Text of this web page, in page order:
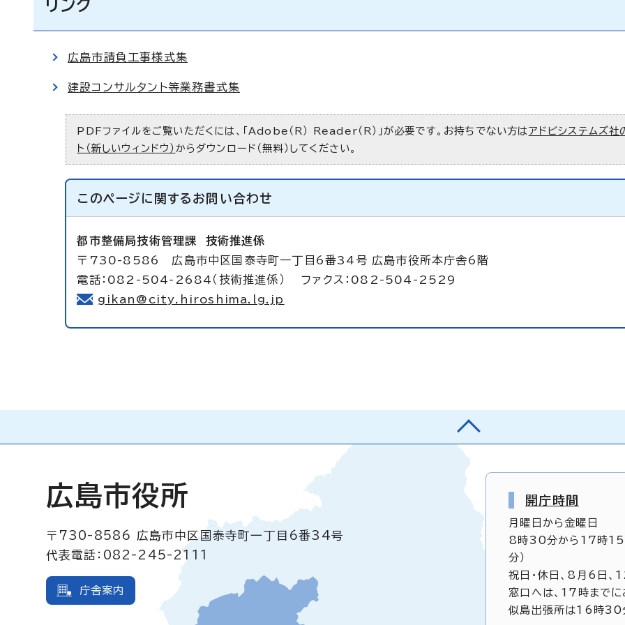
リンク
広島市請負工事様式集
建設コンサルタント等業務書式集
PDFファイルをご覧いただくには、「Adobe（R） Reader（R）」が必要です。お持ちでない方は アドビシステムズ社
ト（新しいウィンドウ） からダウンロード（無料）してください。
このページに関する お問い合わせ
都市整備局技術管理課 技術推進係
〒730-8586 広島市中区国泰寺町一丁目6番34号 広島市役所本庁舎6階
電話：082-504-2684（技術推進係） ファクス：082-504-2529
gikan@city.hiroshima.lg.jp
広島市役所
〒730-8586
広島市中区国泰寺町一丁目6番34号
代表電話：082-245-2111
庁舎案内
開庁時間
月曜日から金曜日
8時30分から17時15
分）
祝日・休日、8月6日
窓口へは、17時までに
似島出張所は16時30